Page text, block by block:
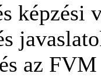
képzési
az